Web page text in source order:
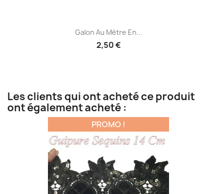
Galon Au Mètre En...
2,50 €
Les clients qui ont acheté ce produit
ont également acheté :
PROMO !